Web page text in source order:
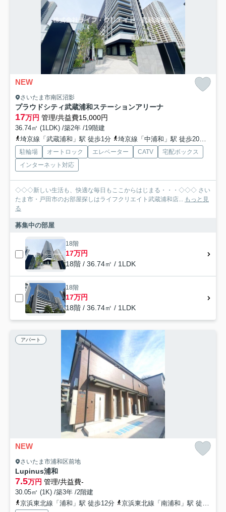
NEW
さいたま市南区沼影
プラウドシティ武蔵浦和ステーションアリーナ
17万円 管理/共益費15,000円
36.74㎡ (1LDK) /築2年 /19階建
埼京線「武蔵浦和」駅 徒歩1分
埼京線「中浦和」駅 徒歩20分
駐輪場 オートロック エレベーター CATV
宅配ボックス
インターネット対応
◇◇◇新しい生活も、快適な毎日もここからはじまる・・・◇◇◇ さい
たま市・戸田市のお部屋探しはライフクリエイト武蔵浦和店... もっと見
る
募集中の部屋
18階
17万円
18階 / 36.74㎡ / 1LDK
18階
17万円
18階 / 36.74㎡ / 1LDK
アパート
NEW
さいたま市浦和区前地
Lupinus浦和
7.5万円 管理/共益費-
30.05㎡ (1K) /築3年 /2階建
京浜東北線「浦和」駅 徒歩12分
京浜東北線「南浦和」駅 徒歩14分